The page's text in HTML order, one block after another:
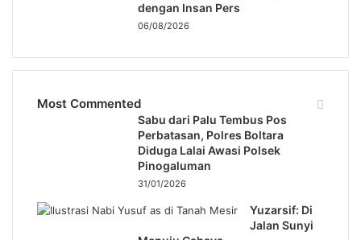
dengan Insan Pers
06/08/2026
Most Commented
Sabu dari Palu Tembus Pos
Perbatasan, Polres Boltara
Diduga Lalai Awasi Polsek
Pinogaluman
31/01/2026
Yuzarsif: Di
Jalan Sunyi